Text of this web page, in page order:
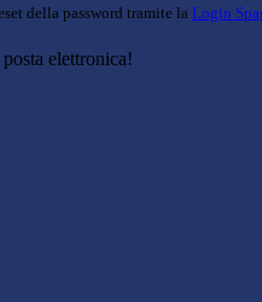
della password tramite la Login
elettronica!